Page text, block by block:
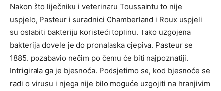
Nakon što liječniku i veterinaru Toussaintu to nije
uspjelo, Pasteur i suradnici Chamberland i Roux uspjeli
su oslabiti bakteriju koristeći toplinu. Tako uzgojena
bakterija dovele je do pronalaska cjepiva. Pasteur se
1885. pozabavio nečim po čemu će biti najpoznatiji.
Intrigirala ga je bjesnoća. Podsjetimo se, kod bjesnoće se
radi o virusu i njega nije bilo moguće uzgojiti na hranjivim